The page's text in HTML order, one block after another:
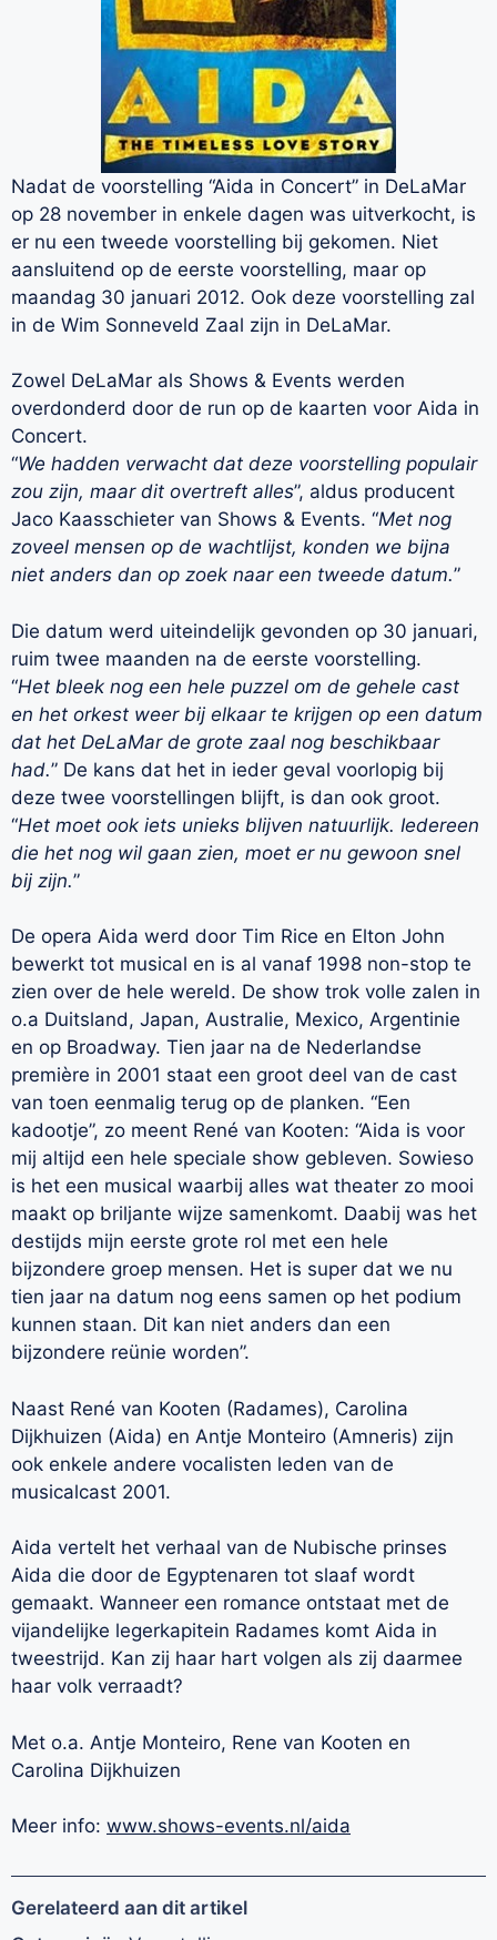
Nadat de voorstelling “Aida in Concert” in DeLaMar
op 28 november in enkele dagen was uitverkocht, is
er nu een tweede voorstelling bij gekomen. Niet
aansluitend op de eerste voorstelling, maar op
maandag 30 januari 2012. Ook deze voorstelling zal
in de Wim Sonneveld Zaal zijn in DeLaMar.
Zowel DeLaMar als Shows & Events werden
overdonderd door de run op de kaarten voor Aida in
Concert.
“We hadden verwacht dat deze voorstelling populair
zou zijn, maar dit overtreft alles”, aldus producent
Jaco Kaasschieter van Shows & Events. “Met nog
zoveel mensen op de wachtlijst, konden we bijna
niet anders dan op zoek naar een tweede datum.”
Die datum werd uiteindelijk gevonden op 30 januari,
ruim twee maanden na de eerste voorstelling.
“Het bleek nog een hele puzzel om de gehele cast
en het orkest weer bij elkaar te krijgen op een datum
dat het DeLaMar de grote zaal nog beschikbaar
had.” De kans dat het in ieder geval voorlopig bij
deze twee voorstellingen blijft, is dan ook groot.
“Het moet ook iets unieks blijven natuurlijk. Iedereen
die het nog wil gaan zien, moet er nu gewoon snel
bij zijn.”
De opera Aida werd door Tim Rice en Elton John
bewerkt tot musical en is al vanaf 1998 non-stop te
zien over de hele wereld. De show trok volle zalen in
o.a Duitsland, Japan, Australie, Mexico, Argentinie
en op Broadway. Tien jaar na de Nederlandse
première in 2001 staat een groot deel van de cast
van toen eenmalig terug op de planken. “Een
kadootje”, zo meent René van Kooten: “Aida is voor
mij altijd een hele speciale show gebleven. Sowieso
is het een musical waarbij alles wat theater zo mooi
maakt op briljante wijze samenkomt. Daabij was het
destijds mijn eerste grote rol met een hele
bijzondere groep mensen. Het is super dat we nu
tien jaar na datum nog eens samen op het podium
kunnen staan. Dit kan niet anders dan een
bijzondere reünie worden”.
Naast René van Kooten (Radames), Carolina
Dijkhuizen (Aida) en Antje Monteiro (Amneris) zijn
ook enkele andere vocalisten leden van de
musicalcast 2001.
Aida vertelt het verhaal van de Nubische prinses
Aida die door de Egyptenaren tot slaaf wordt
gemaakt. Wanneer een romance ontstaat met de
vijandelijke legerkapitein Radames komt Aida in
tweestrijd. Kan zij haar hart volgen als zij daarmee
haar volk verraadt?
Met o.a. Antje Monteiro, Rene van Kooten en
Carolina Dijkhuizen
Meer info: www.shows-events.nl/aida
Gerelateerd aan dit artikel